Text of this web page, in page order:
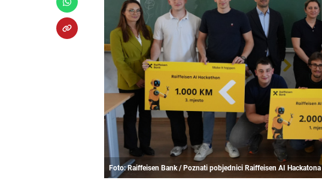
Foto: Raiffeisen Bank / Poznati pobjednici Raiffeisen AI Hackatona